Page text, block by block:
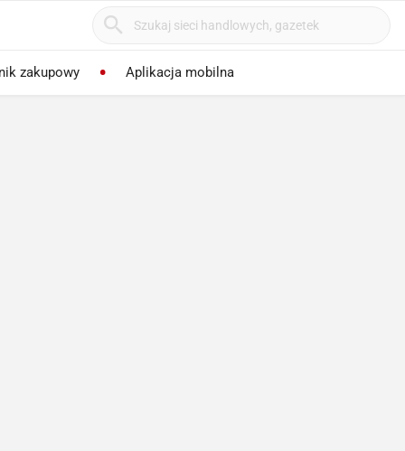
zakupowy Aplikacja mobilna